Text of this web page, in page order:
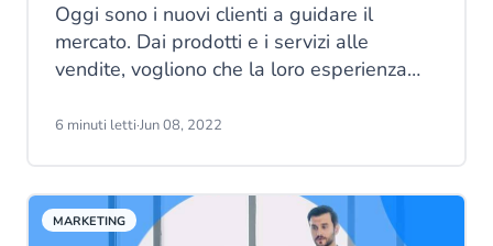
Oggi sono i nuovi clienti a guidare il
mercato. Dai prodotti e i servizi alle
vendite, vogliono che la loro esperienza
6 minuti letti·Jun 08, 2022
MARKETING